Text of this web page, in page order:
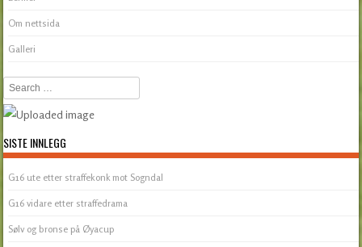
Om nettsida
Galleri
Search
SISTE INNLEGG
G16 ute etter straffekonk mot Sogndal
G16 vidare etter straffedrama
Sølv og bronse på Øyacup